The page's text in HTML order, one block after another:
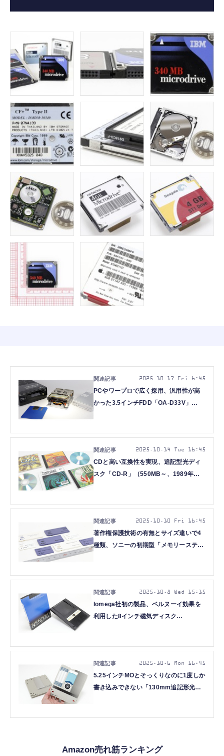
PCやワープロで広く採用、汎用性が高
かった3.5インチFDD「OA-D33V」
2025.10.17 Fri 6:45
CDと高い互換性を実現、追記型光ディ
スク「CD-R」（550MB～、1989年頃
2025.10.14 Tue 16:45
著作権保護技術の有無とサイズ違いで4
種類、ソニーの初期型「メモリースティ
掲）
2025.10.10 Fri 16:45
Iomega社初の製品、ベルヌーイ効果を
利用した8インチ磁気ディスク
File013（再掲）
2025.10.8 Wed 15:15
5.25インチMOとそっくりなのに1度しか
書き込みできない「130mm追記形光デ
2025.10.6 Mon 16:45
Amazon売れ筋ランキング